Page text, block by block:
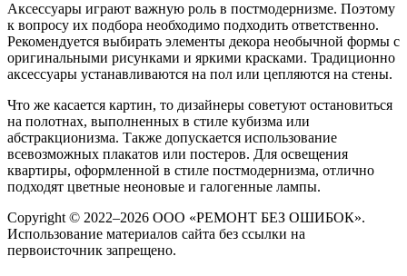
Аксессуары играют важную роль в постмодернизме. Поэтому
к вопросу их подбора необходимо подходить ответственно.
Рекомендуется выбирать элементы декора необычной формы с
оригинальными рисунками и яркими красками. Традиционно
аксессуары устанавливаются на пол или цепляются на стены.
Что же касается картин, то дизайнеры советуют остановиться
на полотнах, выполненных в стиле кубизма или
абстракционизма. Также допускается использование
всевозможных плакатов или постеров. Для освещения
квартиры, оформленной в стиле постмодернизма, отлично
подходят цветные неоновые и галогенные лампы.
Copyright © 2022–2026 ООО «РЕМОНТ БЕЗ ОШИБОК».
Использование материалов сайта без ссылки на
первоисточник запрещено.